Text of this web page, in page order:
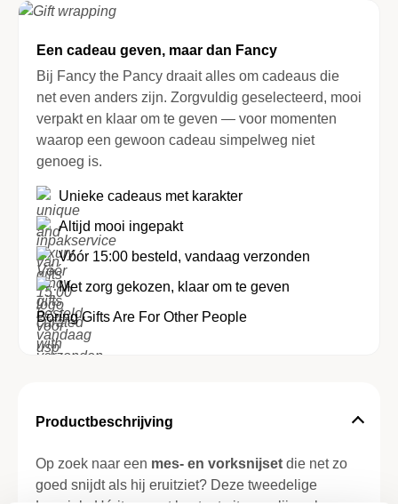
Productbeschrijving
Op zoek naar een mes- en vorksnijset die net zo
goed snijdt als hij eruitziet? Deze tweedelige
Een cadeau geven, maar dan Fancy
Bij Fancy the Pancy draait alles om cadeaus die
net even anders zijn. Zorgvuldig geselecteerd, mooi
verpakt en klaar om te geven — voor momenten
waarop een gewoon cadeau simpelweg niet
genoeg is.
Unieke cadeaus met karakter
Altijd mooi ingepakt
Vóór 15:00 besteld, vandaag verzonden
Met zorg gekozen, klaar om te geven
Boring Gifts Are For Other People